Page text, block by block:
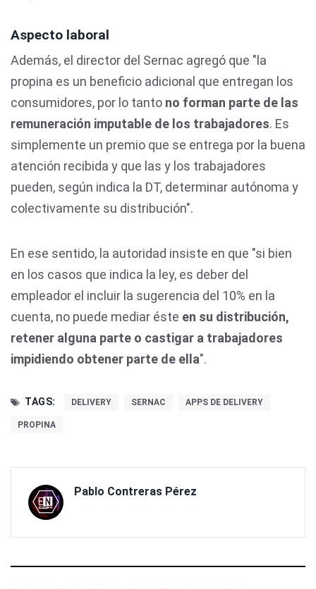
Aspecto laboral
Además, el director del Sernac agregó que "la
propina es un beneficio adicional que entregan los
consumidores, por lo tanto no forman parte de las
remuneración imputable de los trabajadores. Es
simplemente un premio que se entrega por la buena
atención recibida y que las y los trabajadores
pueden, según indica la DT, determinar autónoma y
colectivamente su distribución".
En ese sentido, la autoridad insiste en que "si bien
en los casos que indica la ley, es deber del
empleador el incluir la sugerencia del 10% en la
cuenta, no puede mediar éste en su distribución,
retener alguna parte o castigar a trabajadores
impidiendo obtener parte de ella".
TAGS: DELIVERY SERNAC APPS DE DELIVERY
PROPINA
Pablo Contreras Pérez